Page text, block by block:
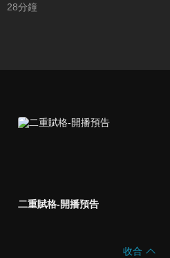
28分鐘
二重賦格-開播預告
收合